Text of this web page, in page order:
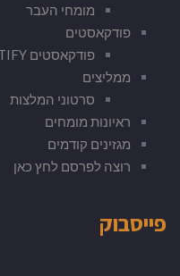
מומחי העבר
פודקאסטים
פודקאסטים SPOTIFY
ממליצים
סרטוני המלצות
ראיונות מומחים
מגזינים קודמים
רוצה לפרסם לחץ כאן
פייסבוק